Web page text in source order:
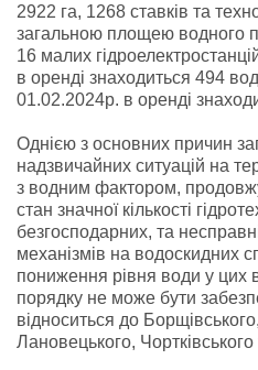
2922 га, 1268 ставків та
загальною площею водного
16 малих
в оренді знаходиться 494
01.02.2024р. в оренді
Однією з основних причин
надзвичайних ситуацій на
з водним фактором,
стан значної кількості
безгосподарних, та
механізмів на водоскидних
пониження рівня води у цих
порядку не може бути
відноситься до
Лановецького,